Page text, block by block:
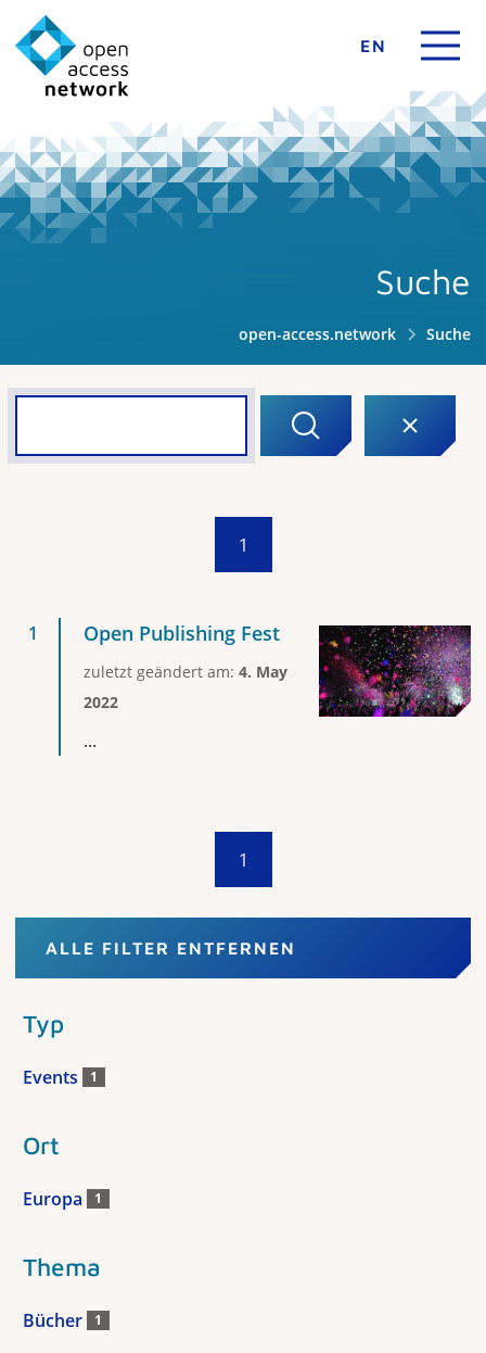
EN
Suche
open-access.network Suche
1
Open Publishing Fest
zuletzt geändert am: 4. May
2022
...
1
ALLE FILTER ENTFERNEN
Typ
Events 1
Ort
Europa 1
Thema
Bücher 1